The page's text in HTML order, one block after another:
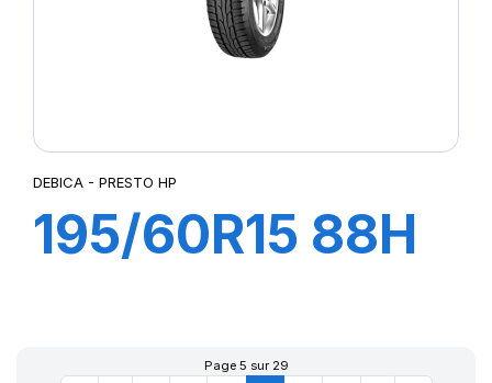
DEBICA - PRESTO HP
195/60R15 88H
Page 5 sur 29